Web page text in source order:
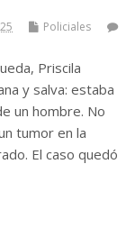
Policiales
Priscila
y salva: estaba
un hombre. No
tumor en la
El caso quedó